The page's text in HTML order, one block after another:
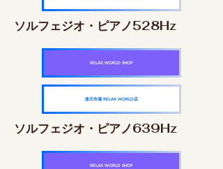
ソルフェジオ・ピアノ528Hz
RELAX WORLD SHOP
楽天市場 RELAX WORLD店
ソルフェジオ・ピアノ639Hz
RELAX WORLD SHOP